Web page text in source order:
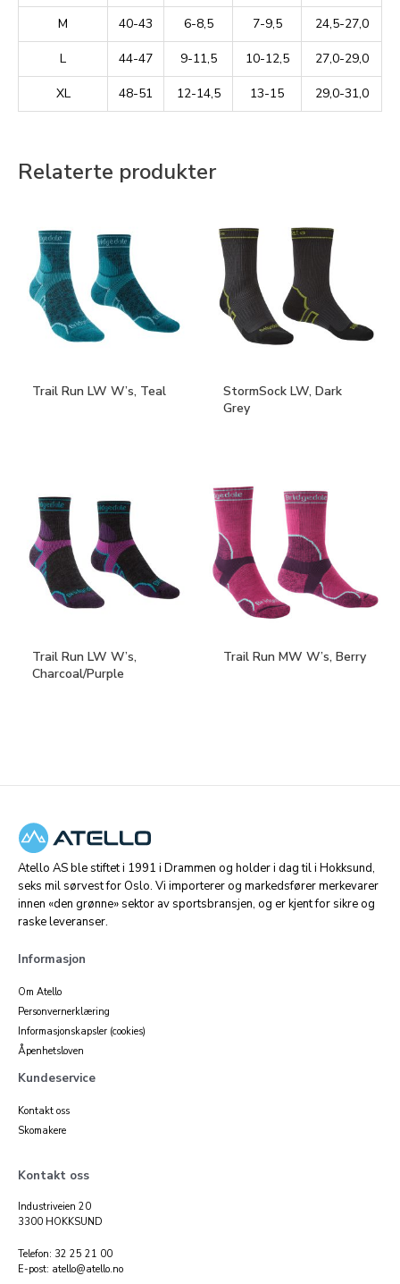
M 40-43 6-8,5 7-9,5 24,5-27,0
L 44-47 9-11,5 10-12,5 27,0-29,0
XL 48-51 12-14,5 13-15 29,0-31,0
Relaterte produkter
Trail Run LW W’s, Teal
StormSock LW, Dark
Grey
Trail Run LW W’s,
Charcoal/Purple
Trail Run MW W’s, Berry
Atello AS ble stiftet i 1991 i Drammen og holder i dag til i Hokksund,
seks mil sørvest for Oslo. Vi importerer og markedsfører merkevarer
innen «den grønne» sektor av sportsbransjen, og er kjent for sikre og
raske leveranser.
Informasjon
Om Atello
Personvernerklæring
Informasjonskapsler (cookies)
Åpenhetsloven
Kundeservice
Kontakt oss
Skomakere
Kontakt oss
Industriveien 20
3300 HOKKSUND
Telefon: 32 25 21 00
E-post: atello@atello.no